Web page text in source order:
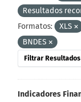
Resultados
Formatos:
XLS
BNDES
Filtrar Resultados
Indicadores